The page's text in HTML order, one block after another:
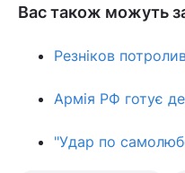
Вас також можуть
Резніков
Армія РФ готує
"Удар по